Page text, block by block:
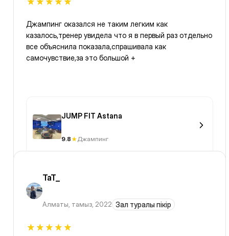
Джампинг оказался не таким легким как
казалось,тренер увидела что я в первый раз отдельно
все объяснила показала,спрашивала как
самочувствие,за это большой +
JUMP FIT Astana
9.8 Джампинг
TaT_
Алматы, тамыз, 2022 Зал туралы пікір